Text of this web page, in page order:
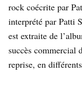
rock coécrite par
interprété par Patti
est extraite de
succès commercial
reprise, en